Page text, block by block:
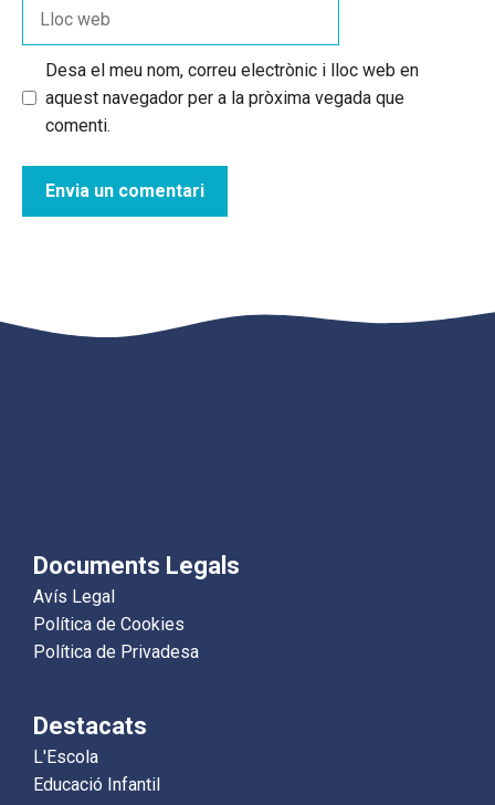
Desa el meu nom, correu electrònic i lloc web en
aquest navegador per a la pròxima vegada que
comenti.
Documents Legals
Avís Legal
Política de Cookies
Política de Privadesa
Destacats
L'Escola
Educació Infantil